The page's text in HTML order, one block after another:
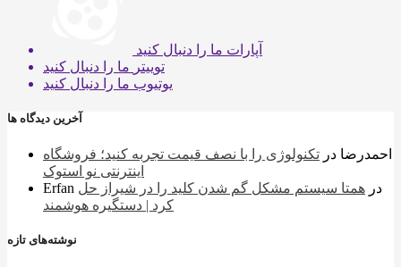
آپارات ما را دنبال کنید
توییتر ما را دنبال کنید
یوتیوب ما را دنبال کنید
آخرین دیدگاه ها
احمدرضا در تکنولوژی را با نصف قیمت تجربه کنید؛ فروشگاه
اینترنتی نو استوک
Erfan
در همتا سیستم مشکل گم شدن کلید را در شیراز حل
کرد | دستگیره هوشمند
نوشته‌های تازه